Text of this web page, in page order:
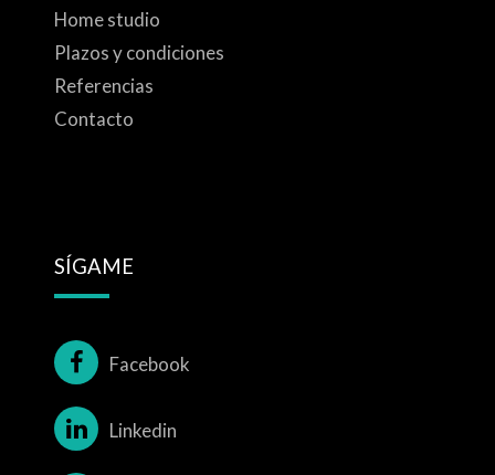
Home studio
Plazos y condiciones
Referencias
Contacto
SÍGAME
Facebook
Linkedin